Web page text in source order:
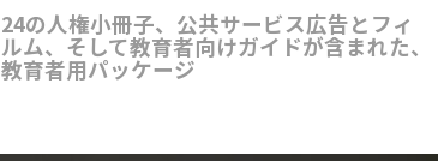
24の人権小冊子、公共サービス広告とフィ
ルム、そして教育者向けガイドが含まれた、
教育者用パッケージ